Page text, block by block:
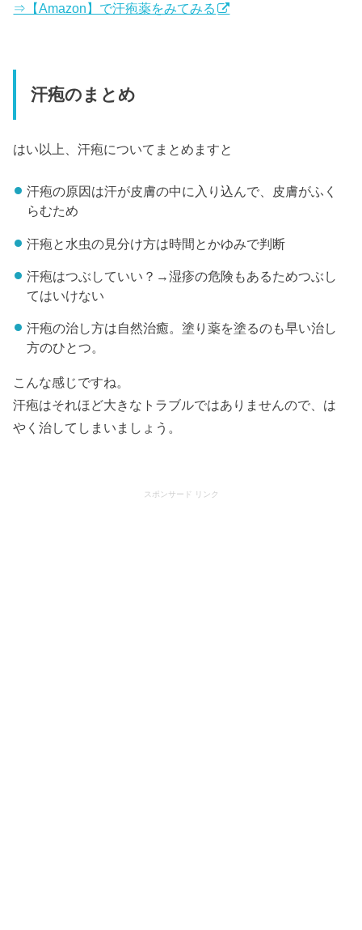
⇒【Amazon】で汗疱薬をみてみる
汗疱のまとめ
はい以上、汗疱についてまとめますと
汗疱の原因は汗が皮膚の中に入り込んで、皮膚がふく
らむため
汗疱と水虫の見分け方は時間とかゆみで判断
汗疱はつぶしていい？→湿疹の危険もあるためつぶし
てはいけない
汗疱の治し方は自然治癒。塗り薬を塗るのも早い治し
方のひとつ。
こんな感じですね。
汗疱はそれほど大きなトラブルではありませんので、は
やく治してしまいましょう。
スポンサード リンク